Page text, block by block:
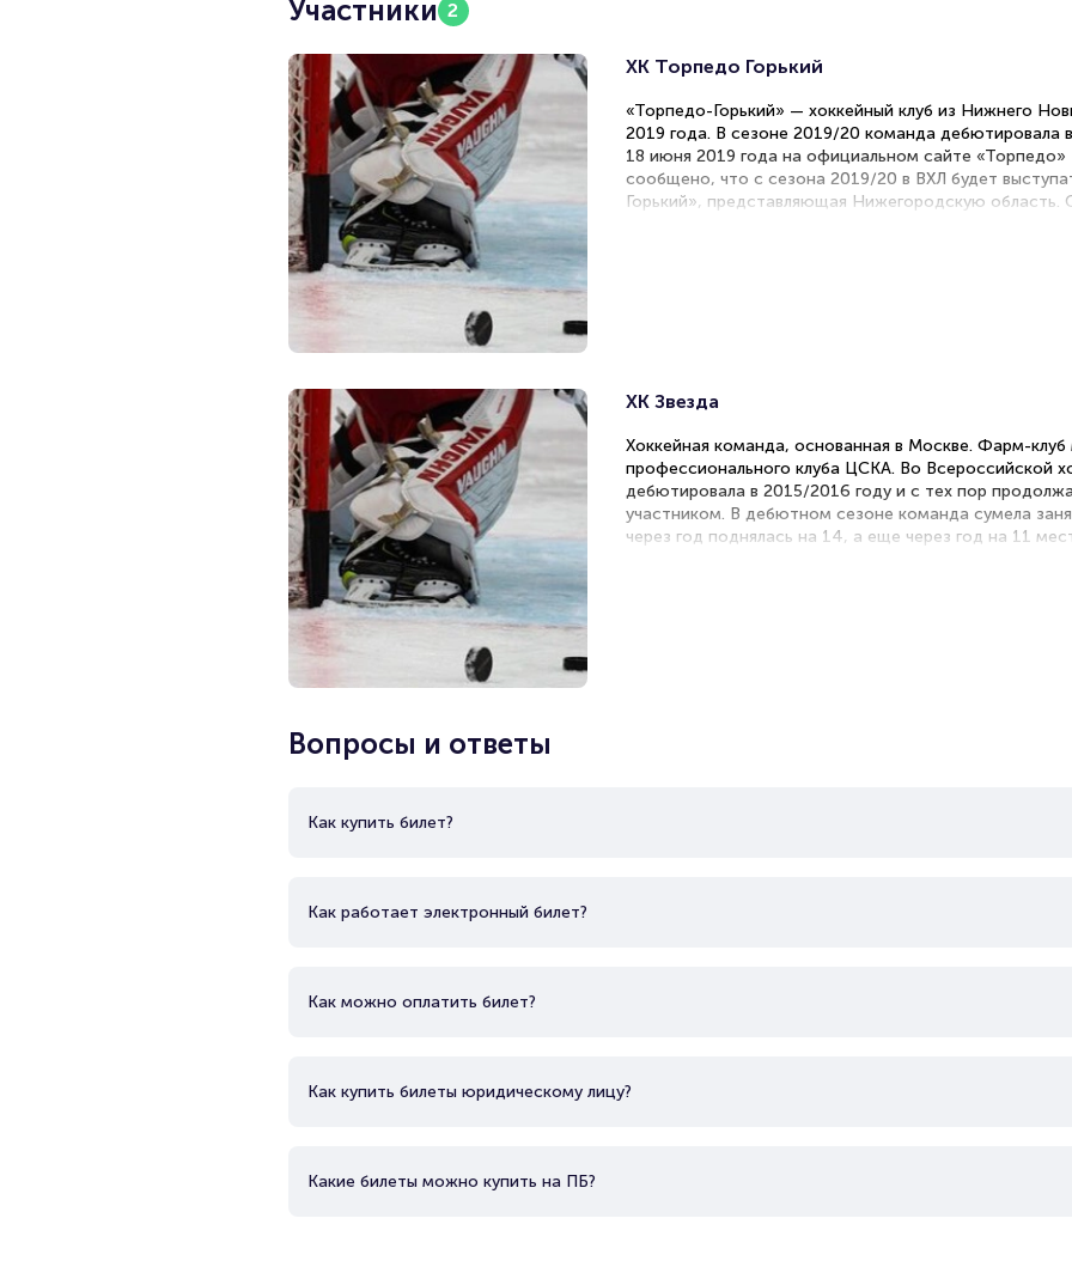
Участники 2
ХК Торпедо Горький
«Торпедо-Горький» — хоккейный клуб из Нижнего
2019 года. В сезоне 2019/20 команда дебютировала
18 июня 2019 года на официальном сайте
сообщено, что с сезона 2019/20 в ВХЛ будет
Горький», представляющая Нижегородскую область.
ХК Звезда
Хоккейная команда, основанная в Москве. Фарм-клуб
профессионального клуба ЦСКА. Во Всероссийской
дебютировала в 2015/2016 году и с тех пор
участником. В дебютном сезоне команда сумела
через год поднялась на 14, а еще через год на 11
Вопросы и ответы
Как купить билет?
Как работает электронный билет?
Как можно оплатить билет?
Как купить билеты юридическому лицу?
Какие билеты можно купить на ПБ?